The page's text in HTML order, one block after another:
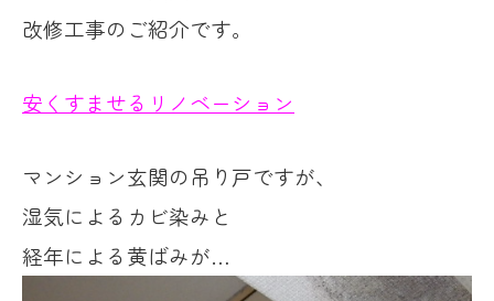
改修工事のご紹介です。
安くすませるリノベーション
マンション玄関の吊り戸ですが、
湿気によるカビ染みと
経年による黄ばみが…